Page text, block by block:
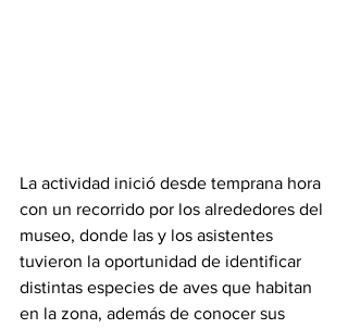
La actividad inició desde temprana hora
con un recorrido por los alrededores del
museo, donde las y los asistentes
tuvieron la oportunidad de identificar
distintas especies de aves que habitan
en la zona, además de conocer sus